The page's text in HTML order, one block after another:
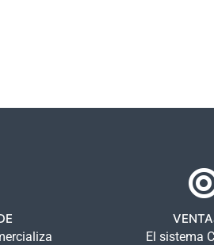
El sistema